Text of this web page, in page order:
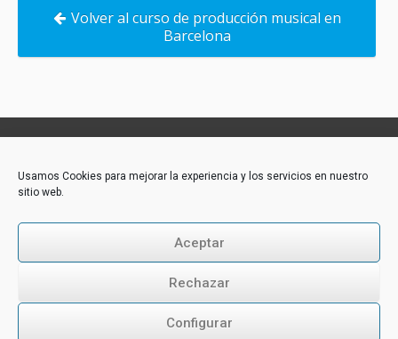
Usamos Cookies para mejorar la experiencia y los servicios en nuestro
sitio web.
Aceptar
Rechazar
Configurar
Volver al curso de producción musical en
Barcelona
Akademie-Media GmbH
CH-6300 Zug